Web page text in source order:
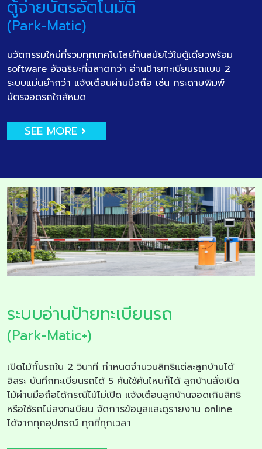
ตู้จ่ายบัตรอัตโนมัติ
(Park-Matic)
นวัตกรรมใหม่ที่รวมทุกเทคโนโลยีทันสมัยไว้ในตู้เดียวพร้อม
software อัจฉริยะที่ฉลาดกว่า อ่านป้ายทะเบียนรถแบบ 2
ระบบแม่นยำกว่า แจ้งเตือนผ่านมือถือ เช่น กระดาษพิมพ์
บัตรจอดรถใกล้หมด
SEE MORE
ระบบอ่านป้ายทะเบียนรถ
(Park-Matic+)
เปิดไม้กั้นรถใน 2 วินาที กำหนดจำนวนสิทธิแต่ละลูกบ้านได้
อิสระ บันทึกทะเบียนรถได้ 5 คันใช้คันไหนก็ได้ ลูกบ้านสั่งเปิด
ไม้ผ่านมือถือได้กรณีไม้ไม่เปิด แจ้งเตือนลูกบ้านจอดเกินสิทธิ
หรือใช้รถไม่ลงทะเบียน จัดการข้อมูลและดูรายงาน online
ได้จากทุกอุปกรณ์ ทุกที่ทุกเวลา